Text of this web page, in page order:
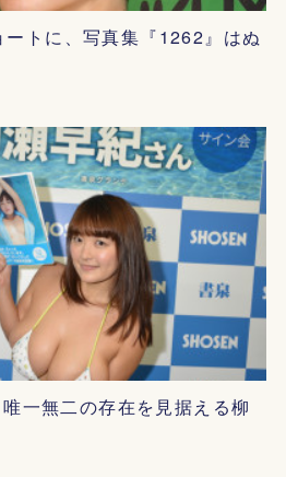
トに、写真集『1262』はぬ
一無二の存在を見据える柳